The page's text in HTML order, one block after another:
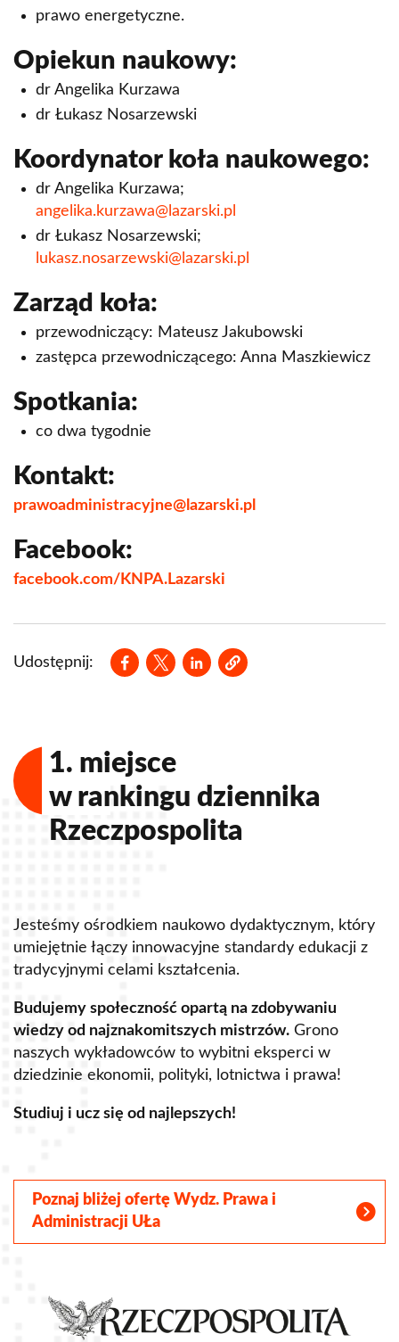
prawo energetyczne.
Opiekun naukowy:
dr Angelika Kurzawa
dr Łukasz Nosarzewski
Koordynator koła naukowego:
dr Angelika Kurzawa;
angelika.kurzawa@lazarski.pl
dr Łukasz Nosarzewski;
lukasz.nosarzewski@lazarski.pl
Zarząd koła:
przewodniczący: Mateusz Jakubowski
zastępca przewodniczącego: Anna Maszkiewicz
Spotkania:
co dwa tygodnie
Kontakt:
prawoadministracyjne@lazarski.pl
Facebook:
facebook.com/KNPA.Lazarski
Udostępnij:
Opens in a new window
Opens in a new window
Opens in a new window
Koło Naukowe Zrównoważonego rozwoju i
Koło Naukowe Prawa Pracy
Koło Naukowe Prawa Cywilnego CIVILIS
Koło Naukowe LITIGATOR
Koło Naukowe Finansowania Projektów Unijnych
Koło Naukowe Metod Ilościowych
Koło Naukowe Prawa Gospodarczego
Koło Naukowe Prawa Nieruchomości
Konsumentów
Koło Naukowe Prawa Pracy
Koło Naukowe Postępowania Karnego 'UBI LEX
Koło Naukowe Zarządzania Projektami
Koło Naukowe Prawa Administracyjnego
SKN Neonatologii, Patologii i Intensywnej Terapii
Noworodka
Koło Naukowe Młodych Dyplomatów
lista
Youth Gaming Organisation
1. miejsce
w rankingu dziennika
Rzeczpospolita
Jesteśmy ośrodkiem naukowo dydaktycznym, który
umiejętnie łączy innowacyjne standardy edukacji z
tradycyjnymi celami kształcenia.
Budujemy społeczność opartą na zdobywaniu
wiedzy od najznakomitszych mistrzów. Grono
naszych wykładowców to wybitni eksperci w
dziedzinie ekonomii, polityki, lotnictwa i prawa!
Studiuj i ucz się od najlepszych!
Poznaj bliżej ofertę Wydz. Prawa i
Administracji UŁa